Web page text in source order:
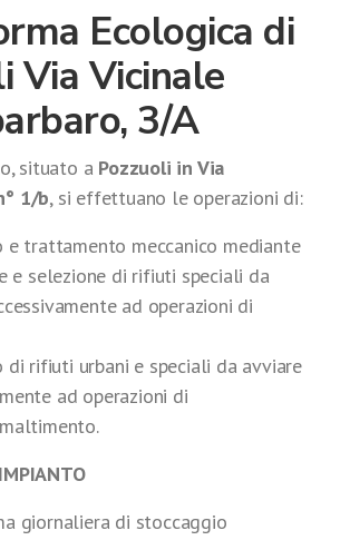
Ecologica di
Via Vicinale
3/A
situato a Pozzuoli in Via
1/b, si effettuano le operazioni di:
e trattamento meccanico mediante
e selezione di rifiuti speciali da
ad operazioni di
di rifiuti urbani e speciali da avviare
ad operazioni di
giornaliera di stoccaggio